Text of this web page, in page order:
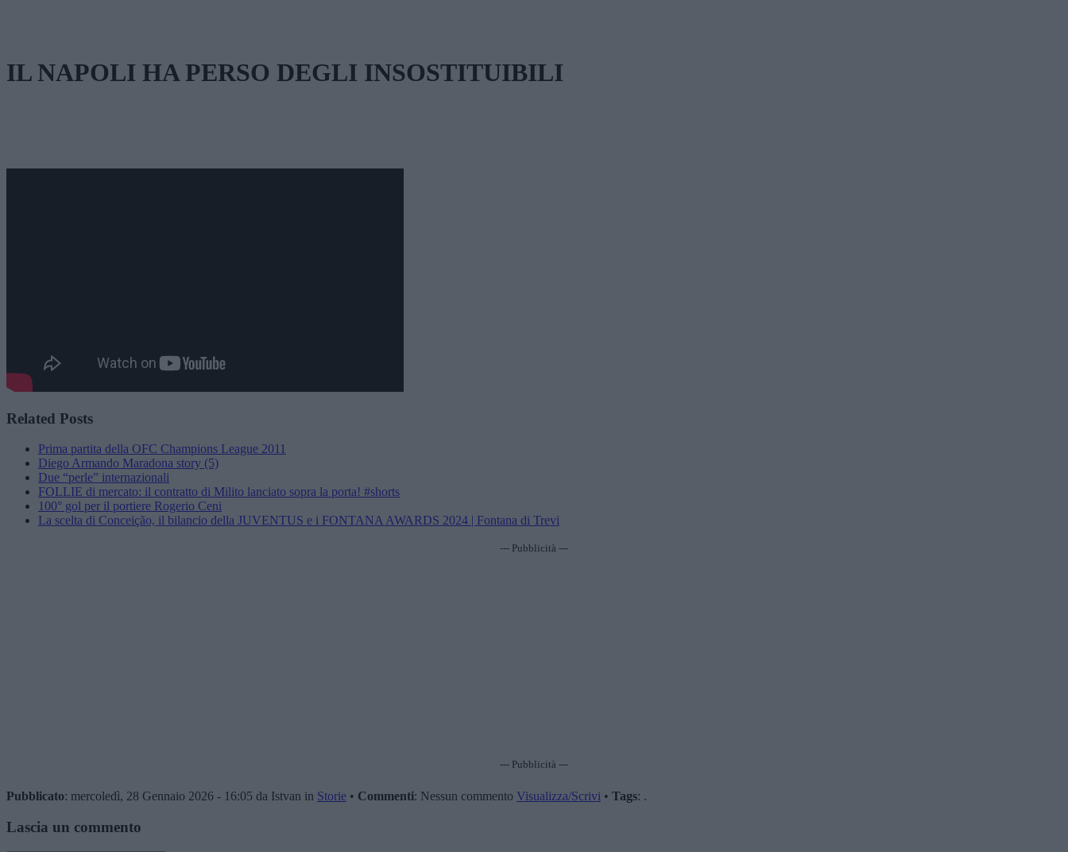
IL NAPOLI HA PERSO DEGLI INSOSTITUIBILI
Related Posts
Prima partita della OFC Champions League 2011
Diego Armando Maradona story (5)
Due “perle” internazionali
FOLLIE di mercato: il contratto di Milito lanciato sopra la porta! #shorts
100° gol per il portiere Rogerio Ceni
La scelta di Conceição, il bilancio della JUVENTUS e i FONTANA AWARDS 2024 | Fontana di Trevi
--- Pubblicità ---
--- Pubblicità ---
Pubblicato: mercoledì, 28 Gennaio 2026 - 16:05 da Istvan in Storie • Commenti: Nessun commento Visualizza/Scrivi • Tags: .
Lascia un commento